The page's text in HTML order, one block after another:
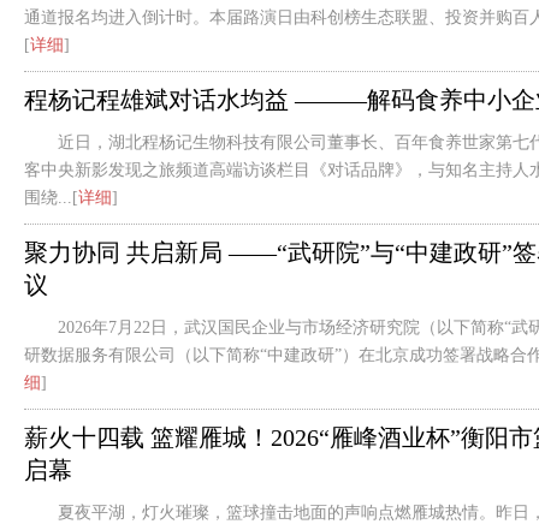
通道报名均进入倒计时。本届路演日由科创榜生态联盟、投资并购百
[详细]
程杨记程雄斌对话水均益 ———解码食养中小企
近日，湖北程杨记生物科技有限公司董事长、百年食养世家第七
客中央新影发现之旅频道高端访谈栏目《对话品牌》，与知名主持人
围绕...[详细]
聚力协同 共启新局 ——“武研院”与“中建政研”
议
2026年7月22日，武汉国民企业与市场经济研究院（以下简称“武
研数据服务有限公司（以下简称“中建政研”）在北京成功签署战略合
细]
薪火十四载 篮耀雁城！2026“雁峰酒业杯”衡阳
启幕
夏夜平湖，灯火璀璨，篮球撞击地面的声响点燃雁城热情。昨日